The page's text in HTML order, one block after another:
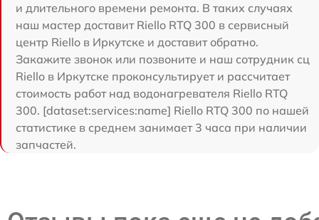
и длительного времени ремонта. В таких случаях
наш мастер доставит Riello RTQ 300 в сервисный
центр Riello в Иркутске и доставит обратно.
Закажите звонок или позвоните и наш сотрудник сц
Riello в Иркутске проконсультирует и рассчитает
стоимость работ над водонагревателя Riello RTQ
300. [dataset:services:name] Riello RTQ 300 по нашей
статистике в среднем занимает 3 часа при наличии
запчастей.